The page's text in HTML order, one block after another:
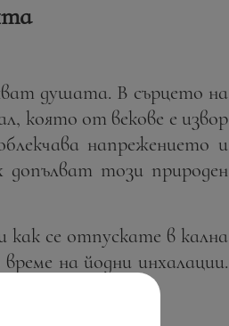
душата. В сърцето на
която от векове е извор
напрежението и
допълват този природен
как се отпускате в кална
на йодни инхалации.